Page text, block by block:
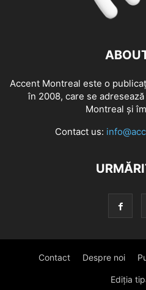
Accent Montreal este o
în 2008, care se
Montreal şi
Contact us:
Contact Despre noi
Ediția